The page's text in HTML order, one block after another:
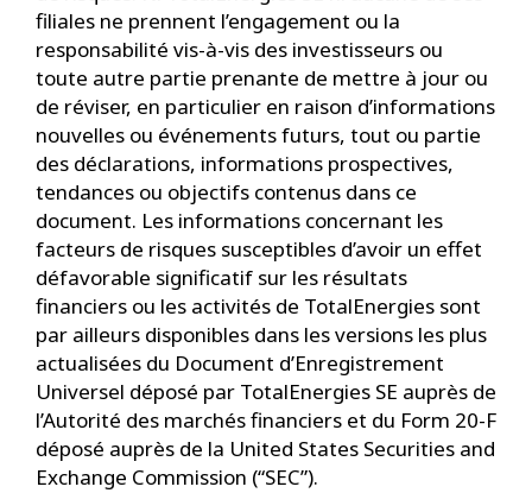
filiales ne prennent l’engagement ou la
responsabilité vis-à-vis des investisseurs ou
toute autre partie prenante de mettre à jour ou
de réviser, en particulier en raison d’informations
nouvelles ou événements futurs, tout ou partie
des déclarations, informations prospectives,
tendances ou objectifs contenus dans ce
document. Les informations concernant les
facteurs de risques susceptibles d’avoir un effet
défavorable significatif sur les résultats
financiers ou les activités de TotalEnergies sont
par ailleurs disponibles dans les versions les plus
actualisées du Document d’Enregistrement
Universel déposé par TotalEnergies SE auprès de
l’Autorité des marchés financiers et du Form 20-F
déposé auprès de la United States Securities and
Exchange Commission (“SEC”).